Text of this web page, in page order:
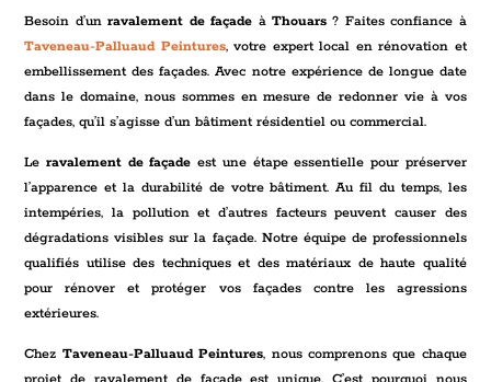
Besoin d’unravalement de façade à Thouars? Faites confiance à
Taveneau-Palluaud Peintures, votre expert local en rénovation et
embellissement des façades. Avec notre expérience de longue date
dans le domaine, nous sommes en mesure de redonner vie à vos
façades, qu’il s’agisse d’un bâtiment résidentiel ou commercial.
Leravalement de façade est une étape essentielle pour préserver
l’apparence et la durabilité de votre bâtiment. Au fil du temps, les
intempéries, la pollution et d’autres facteurs peuvent causer des
dégradations visibles sur la façade. Notre équipe de professionnels
qualifiés utilise des techniques et des matériaux de haute qualité
pour rénover et protéger vos façades contre les agressions
extérieures.
Chez Taveneau-Palluaud Peintures, nous comprenons que chaque